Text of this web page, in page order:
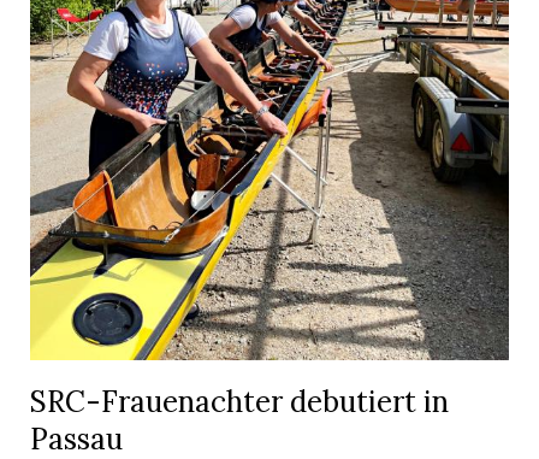
SRC-Frauenachter debutiert in
Passau